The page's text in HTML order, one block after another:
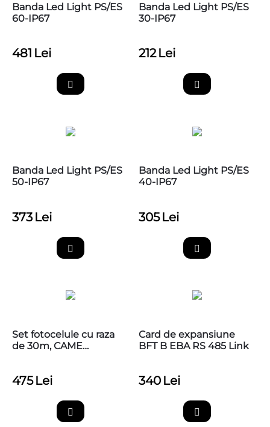
Banda Led Light PS/ES
60-IP67
481 Lei
Banda Led Light PS/ES
30-IP67
212 Lei
Banda Led Light PS/ES
50-IP67
373 Lei
Banda Led Light PS/ES
40-IP67
305 Lei
Set fotocelule cu raza
de 30m, CAME
475 Lei
Card de expansiune
BFT B EBA RS 485 Link
340 Lei